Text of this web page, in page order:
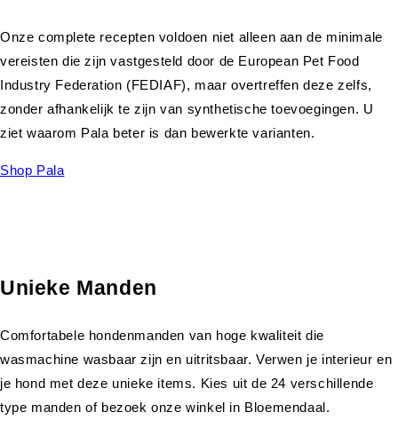
Onze complete recepten voldoen niet alleen aan de minimale
vereisten die zijn vastgesteld door de European Pet Food
Industry Federation (FEDIAF), maar overtreffen deze zelfs,
zonder afhankelijk te zijn van synthetische toevoegingen. U
ziet waarom Pala beter is dan bewerkte varianten.
Shop Pala
Unieke Manden
Comfortabele hondenmanden van hoge kwaliteit die
wasmachine wasbaar zijn en uitritsbaar. Verwen je interieur en
je hond met deze unieke items. Kies uit de 24 verschillende
type manden of bezoek onze winkel in Bloemendaal.